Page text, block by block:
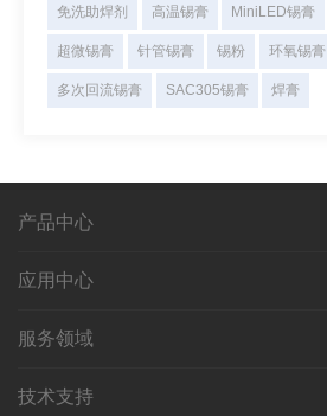
免洗助焊剂 高温锡膏 MiniLED锡膏
超微锡膏 针管锡膏 锡粉 环氧锡膏
多次回流锡膏 SAC305锡膏 焊膏
产品中心
应用中心
服务领域
技术支持